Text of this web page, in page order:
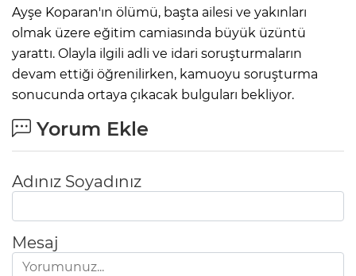
Ayşe Koparan'ın ölümü, başta ailesi ve yakınları
olmak üzere eğitim camiasında büyük üzüntü
yarattı. Olayla ilgili adli ve idari soruşturmaların
devam ettiği öğrenilirken, kamuoyu soruşturma
sonucunda ortaya çıkacak bulguları bekliyor.
Yorum Ekle
Adınız Soyadınız
Mesaj